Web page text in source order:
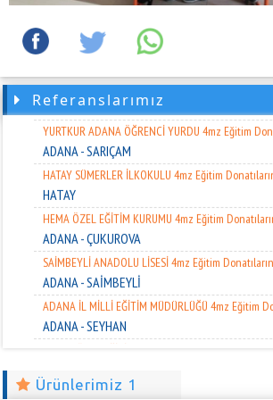
Referanslarımız
ADANA - YÜREĞİR
ŞEHİT ŞAHİNBEY ÖZEL EĞT. VE İŞ UYGL. MERKEZİ
Donatılarını Tercih Etti
TARSUS SESİM SARPKAYA FEN LİSESİ 4mz Eğitim
MERSİN - TARSUS
YURTKUR ADANA ÖĞRENCİ YURDU 4mz Eğitim
ADANA - SARIÇAM
HATAY SÜMERLER İLKOKULU 4mz Eğitim
HATAY
HEMA ÖZEL EĞİTİM KURUMU 4mz Eğitim
ADANA - ÇUKUROVA
SAİMBEYLİ ANADOLU LİSESİ 4mz Eğitim
ADANA - SAİMBEYLİ
ADANA İL MİLLİ EĞİTİM MÜDÜRLÜĞÜ 4mz Eğitim
ADANA - SEYHAN
ALMET ÖZEL EĞİTİM 4mz Eğitim Donatılarını Tercih
ATATÜRK MESLEKİ VE TEKNİK ANADOLU LİSESİ
Ürünlerimiz 1